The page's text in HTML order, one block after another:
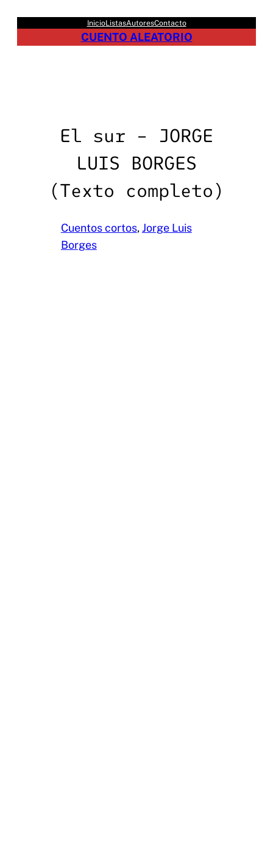
contenido
InicioListasAutoresContacto
CUENTO ALEATORIO
El sur – JORGE
LUIS BORGES
(Texto completo)
Cuentos cortos, Jorge Luis
Borges